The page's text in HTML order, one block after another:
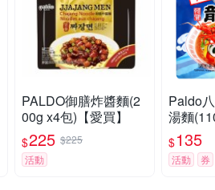
PALDO御膳炸醬麵(2
00g x4包)【愛買】
$225 $225
活動
Paldo
湯麵
$135
活動 券